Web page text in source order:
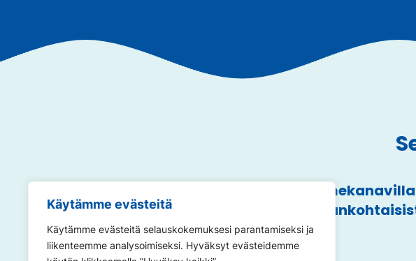
Käytämme evästeitä
Käytämme evästeitä selauskokemuksesi parantamiseksi ja
liikenteemme analysoimiseksi. Hyväksyt evästeidemme
Annamme